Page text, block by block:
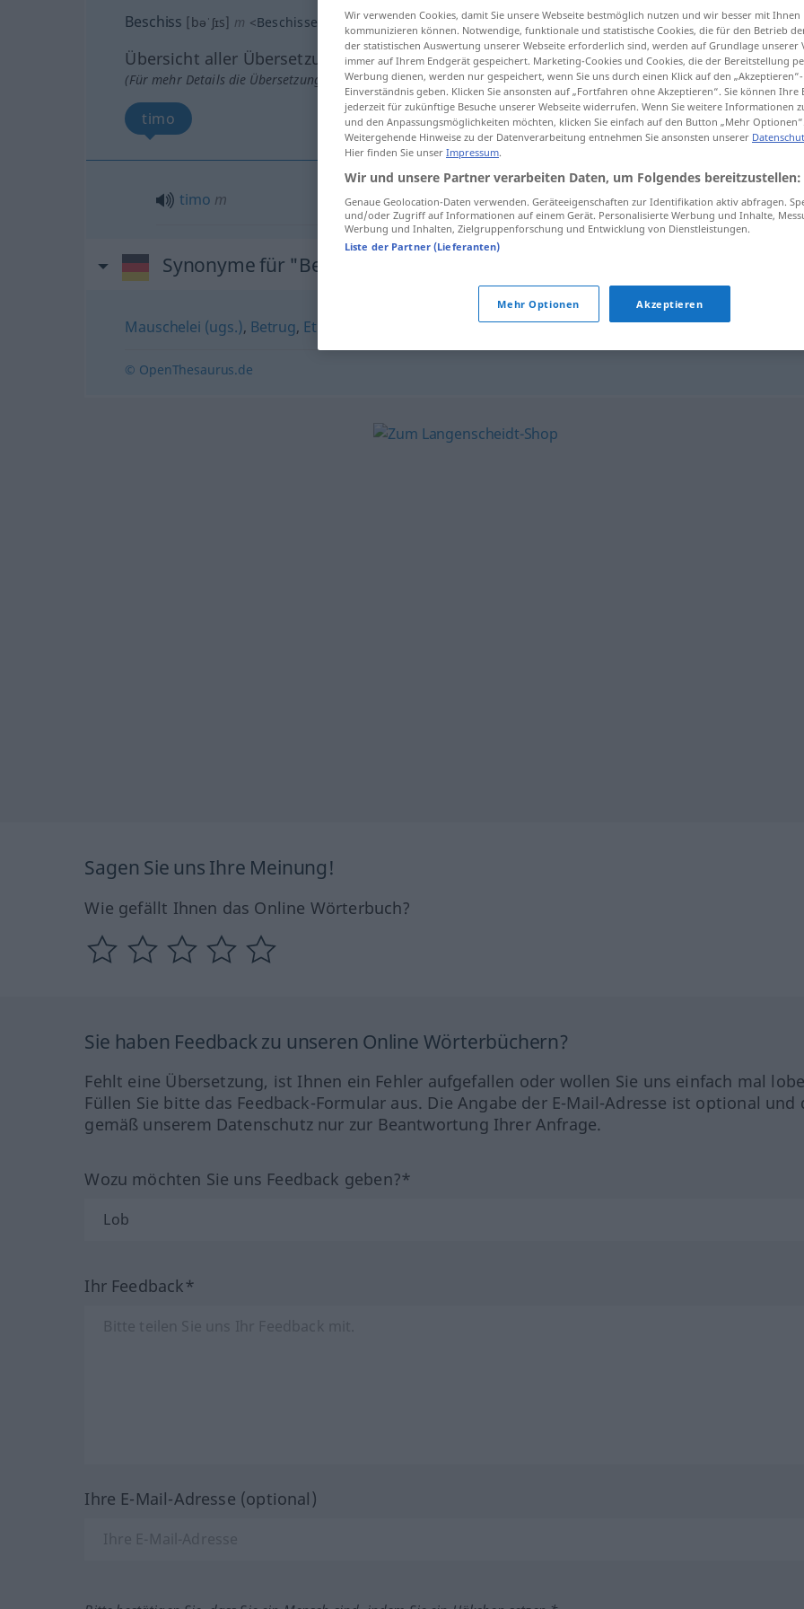
Beschiss [bəˈʃɪs] m <Beschisses SL
Übersicht aller Übersetzungen
(Für mehr Details die Übersetzung anklicken/antippen)
timo
timo m Beschiss(≈ Betrug)
Synonyme für "Beschiss"
Mauschelei (ugs.), Betrug, Etikettenschwindel Hochstapelei
© OpenThesaurus.de
Sagen Sie uns Ihre Meinung!
Wie gefällt Ihnen das Online Wörterbuch?
Sie haben Feedback zu unseren Online Wörterbüchern?
Fehlt eine Übersetzung, ist Ihnen ein Fehler aufgefallen oder wollen Sie uns einfach mal
Füllen Sie bitte das Feedback-Formular aus. Die Angabe der E-Mail-Adresse ist optional und
gemäß unserem Datenschutz nur zur Beantwortung Ihrer Anfrage.
Wozu möchten Sie uns Feedback geben?*
Ihr Feedback*
Ihre E-Mail-Adresse (optional)
Wir verwenden Cookies, damit Sie unsere Webseite bestmöglich nutzen und wir besser mit Ihnen
kommunizieren können. Notwendige, funktionale und statistische Cookies, die für den Betrieb
der statistischen Auswertung unserer Webseite erforderlich sind, werden auf Grundlage unserer
immer auf Ihrem Endgerät gespeichert. Marketing-Cookies und Cookies, die der Bereitstellung
Werbung dienen, werden nur gespeichert, wenn Sie uns durch einen Klick auf den
Einverständnis geben. Klicken Sie ansonsten auf „Fortfahren ohne Akzeptieren“. Sie können Ihre
jederzeit für zukünftige Besuche unserer Webseite widerrufen. Wenn Sie weitere Informationen
und den Anpassungsmöglichkeiten möchten, klicken Sie einfach auf den Button „Mehr Optionen“.
Weitergehende Hinweise zu der Datenverarbeitung entnehmen Sie ansonsten unserer
Hier finden Sie unser Impressum.
Wir und unsere Partner verarbeiten Daten, um Folgendes bereitzustellen:
Genaue Geolocation-Daten verwenden. Geräteeigenschaften zur Identifikation aktiv abfragen.
und/oder Zugriff auf Informationen auf einem Gerät. Personalisierte Werbung und Inhalte,
Werbung und Inhalten, Zielgruppenforschung und Entwicklung von Dienstleistungen.
Liste der Partner (Lieferanten)
Mehr Optionen Akzeptieren